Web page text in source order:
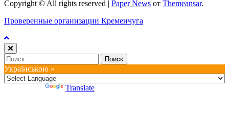
Copyright © All rights reserved | Paper News от Themeansar.
Проверенные организации Кременчуга
Найти:
Українською »
Translate